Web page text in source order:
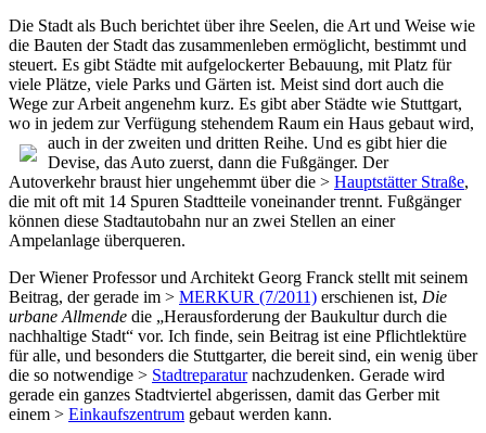
Die Stadt als Buch berichtet über ihre Seelen, die Art und Weise wie
die Bauten der Stadt das zusammenleben ermöglicht, bestimmt und
steuert. Es gibt Städte mit aufgelockerter Bebauung, mit Platz für
viele Plätze, viele Parks und Gärten ist. Meist sind dort auch die
Wege zur Arbeit angenehm kurz. Es gibt aber Städte wie Stuttgart,
wo in jedem zur Verfügung stehendem Raum ein Haus gebaut wird,
auch in der zweiten und dritten Reihe. Und es gibt hier die
Devise, das Auto zuerst, dann die Fußgänger. Der
Autoverkehr braust hier ungehemmt über die > Hauptstätter Straße,
die mit oft mit 14 Spuren Stadtteile voneinander trennt. Fußgänger
können diese Stadtautobahn nur an zwei Stellen an einer
Ampelanlage überqueren.
Der Wiener Professor und Architekt Georg Franck stellt mit seinem
Beitrag, der gerade im > MERKUR (7/2011) erschienen ist, Die
urbane Allmende die „Herausforderung der Baukultur durch die
nachhaltige Stadt“ vor. Ich finde, sein Beitrag ist eine Pflichtlektüre
für alle, und besonders die Stuttgarter, die bereit sind, ein wenig über
die so notwendige > Stadtreparaturnachzudenken. Gerade wird
gerade ein ganzes Stadtviertel abgerissen, damit das Gerber mit
einem > Einkaufszentrum gebaut werden kann.